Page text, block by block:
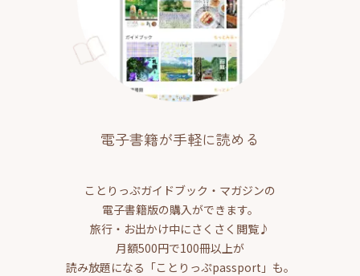
電子書籍が手軽に読める
ことりっぷガイドブック・マガジンの
電子書籍版の購入ができます。
旅行・お出かけ中にさくさく閲覧♪
月額500円で100冊以上が
読み放題になる「ことりっぷpassport」も。